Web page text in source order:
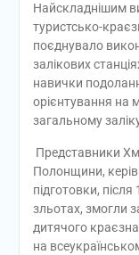
Найскладнішим
туристсько-
поєднувало
залікових
навички
орієнтування на
загальному
Представники
Полонщини,
підготовки, після
зльотах, змогли
дитячого
на